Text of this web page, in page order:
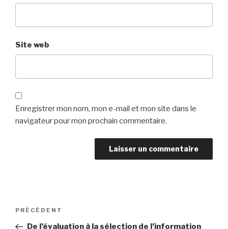
Site web
Enregistrer mon nom, mon e-mail et mon site dans le
navigateur pour mon prochain commentaire.
Navigation
Article
précédent
PRÉCÉDENT
De l’évaluation à la sélection de l’information